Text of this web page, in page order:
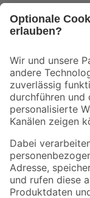
Der toom Newsletter:
Zur Newsletter
Folge uns
Zahlungsarten